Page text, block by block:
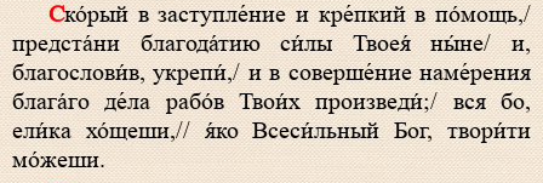
Ско́рый в заступле́ние и кре́пкий в по́мощь,/
предста́ни благода́тию си́лы Твоея́ ны́не/ и,
благослови́в, укрепи́,/ и в соверше́ние наме́рения
блага́го де́ла рабо́в Твои́х произведи́;/ вся бо,
ели́ка хо́щеши,// я́ко Всеси́льный Бог, твори́ти
мо́жеши.